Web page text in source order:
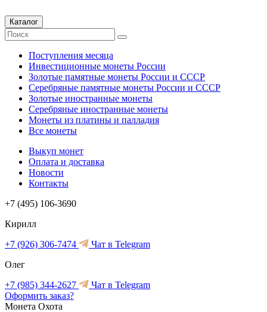
Каталог
Поступления месяца
Инвестиционные монеты России
Золотые памятные монеты России и СССР
Серебряные памятные монеты России и СССР
Золотые иностранные монеты
Серебряные иностранные монеты
Монеты из платины и палладия
Все монеты
Выкуп монет
Оплата и доставка
Новости
Контакты
+7 (495) 106-3690
Кирилл
+7 (926) 306-7474
Чат в Telegram
Олег
+7 (985) 344-2627
Чат в Telegram
Оформить заказ?
Монета Охота